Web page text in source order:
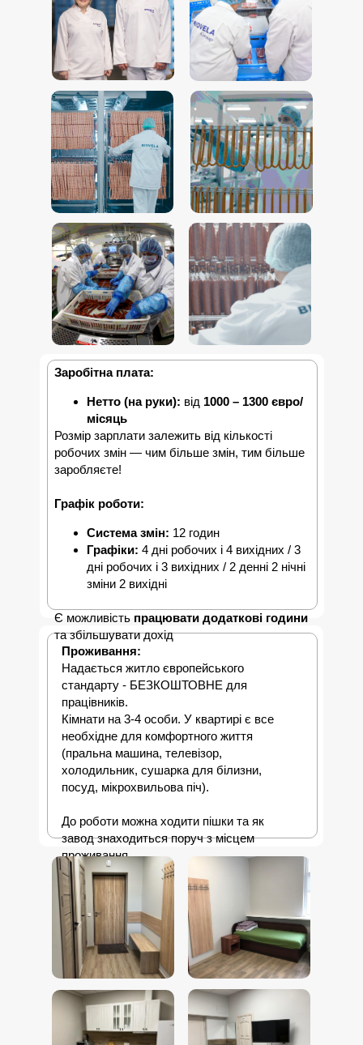
Заробітна плата:
Нетто (на руки): від 1000 – 1300 євро/
місяць
Розмір зарплати залежить від кількості
робочих змін — чим більше змін, тим більше
заробляєте!
Графік роботи:
Система змін: 12 годин
Графіки: 4 дні робочих і 4 вихідних / 3
дні робочих і 3 вихідних / 2 денні 2 нічні
зміни 2 вихідні
Є можливість працювати додаткові години
та збільшувати дохід
Проживання:
Надається житло європейського
стандарту - БЕЗКОШТОВНЕ для
працівників.
Кімнати на 3-4 особи. У квартирі є все
необхідне для комфортного життя
(пральна машина, телевізор,
холодильник, сушарка для білизни,
посуд, мікрохвильова піч).
До роботи можна ходити пішки та як
завод знаходиться поруч з місцем
проживання.